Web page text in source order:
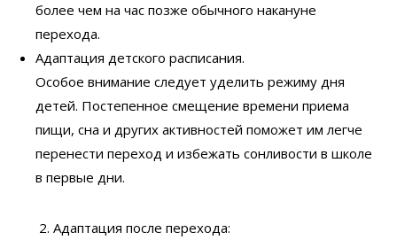
более чем на час позже обычного накануне
перехода.
Адаптация детского расписания.
Особое внимание следует уделить режиму дня
детей. Постепенное смещение времени приема
пищи, сна и других активностей поможет им легче
перенести переход и избежать сонливости в школе
в первые дни.
Адаптация после перехода: